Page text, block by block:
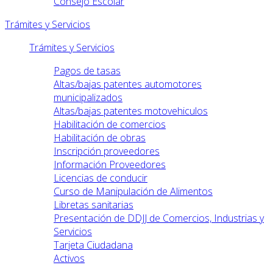
Trámites y Servicios
Trámites y Servicios
Pagos de tasas
Altas/bajas patentes automotores
municipalizados
Altas/bajas patentes motovehiculos
Habilitación de comercios
Habilitación de obras
Inscripción proveedores
Información Proveedores
Licencias de conducir
Curso de Manipulación de Alimentos
Libretas sanitarias
Presentación de DDJJ de Comercios, Industrias y
Servicios
Tarjeta Ciudadana
Activos